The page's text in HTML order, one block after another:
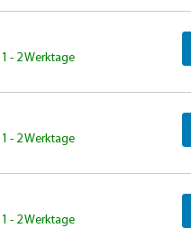
- 2 Werktage
- 2 Werktage
- 2 Werktage